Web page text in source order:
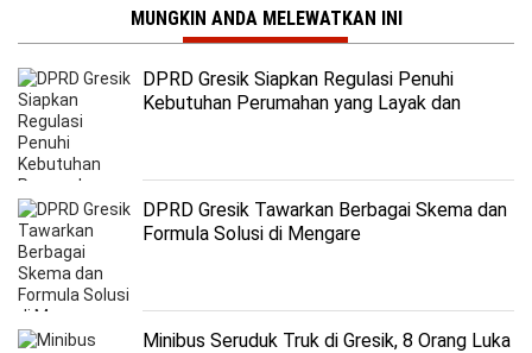
MUNGKIN ANDA MELEWATKAN INI
DPRD Gresik Siapkan Regulasi Penuhi
Kebutuhan Perumahan yang Layak dan
DPRD Gresik Tawarkan Berbagai Skema dan
Formula Solusi di Mengare
Minibus Seruduk Truk di Gresik, 8 Orang Luka